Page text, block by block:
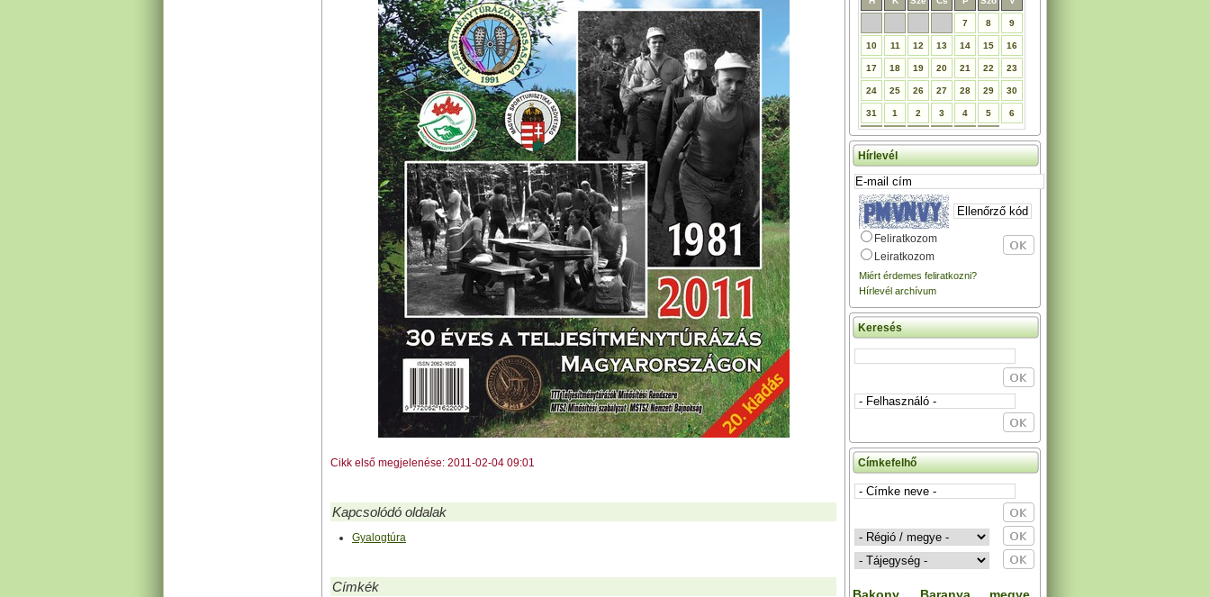
Cikk első megjelenése: 2011-02-04 09:01
Kapcsolódó oldalak
Gyalogtúra
Címkék
7 8 9
10 11 12 13 14 15 16
17 18 19 20 21 22 23
24 25 26 27 28 29 30
31 1 2 3 4 5 6
Hírlevél
Feliratkozom
Leiratkozom
Miért érdemes feliratkozni?
Hírlevél archívum
Keresés
Címkefelhő